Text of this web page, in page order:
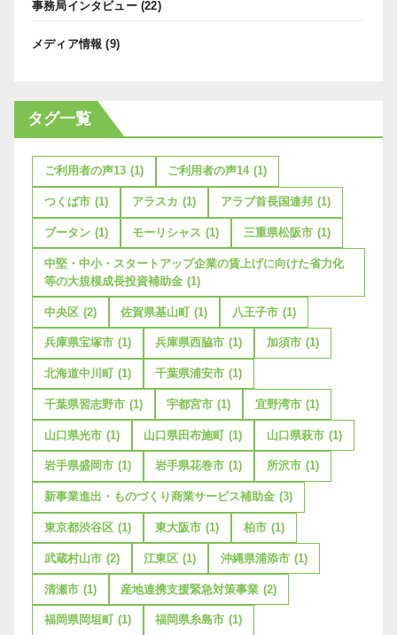
事務局インタビュー(22)
メディア情報 (9)
タグ一覧
ご利用者の声13 (1) ご利用者の声14 (1)
つくば市 (1) アラスカ (1) アラブ首長国連邦 (1)
ブータン (1) モーリシャス (1) 三重県松阪市 (1)
中堅・中小・スタートアップ企業の賃上げに向けた省力化
等の大規模成長投資補助金 (1)
中央区 (2) 佐賀県基山町 (1) 八王子市 (1)
兵庫県宝塚市 (1) 兵庫県西脇市 (1) 加須市 (1)
北海道中川町 (1) 千葉県浦安市 (1)
千葉県習志野市 (1) 宇都宮市 (1) 宜野湾市 (1)
山口県光市 (1) 山口県田布施町 (1) 山口県萩市 (1)
岩手県盛岡市 (1) 岩手県花巻市 (1) 所沢市 (1)
新事業進出・ものづくり商業サービス補助金 (3)
東京都渋谷区 (1) 東大阪市 (1) 柏市 (1)
武蔵村山市 (2) 江東区 (1) 沖縄県浦添市 (1)
清瀬市 (1) 産地連携支援緊急対策事業 (2)
福岡県岡垣町 (1) 福岡県糸島市 (1)